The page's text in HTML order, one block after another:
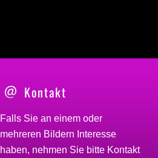
Kontakt
Falls Sie an einem oder
mehreren Bildern Interesse
haben, nehmen Sie bitte Kontakt